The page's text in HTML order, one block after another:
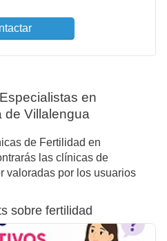
en
de Villalengua
de Fertilidad en
las clínicas de
valoradas por los usuarios
sobre fertilidad